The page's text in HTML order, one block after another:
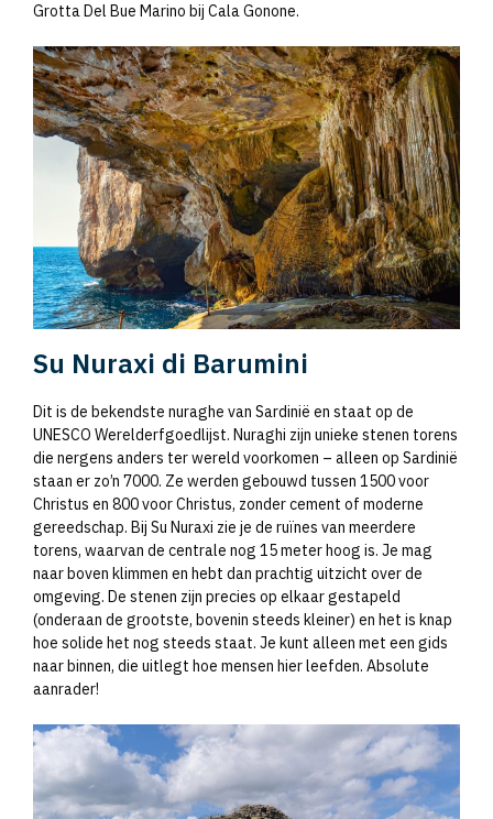
Grotta Del Bue Marino bij Cala Gonone.
Su Nuraxi di Barumini
Dit is de bekendste nuraghe van Sardinië en staat op de
UNESCO Werelderfgoedlijst. Nuraghi zijn unieke stenen torens
die nergens anders ter wereld voorkomen – alleen op Sardinië
staan er zo’n 7000. Ze werden gebouwd tussen 1500 voor
Christus en 800 voor Christus, zonder cement of moderne
gereedschap. Bij Su Nuraxi zie je de ruïnes van meerdere
torens, waarvan de centrale nog 15 meter hoog is. Je mag
naar boven klimmen en hebt dan prachtig uitzicht over de
omgeving. De stenen zijn precies op elkaar gestapeld
(onderaan de grootste, bovenin steeds kleiner) en het is knap
hoe solide het nog steeds staat. Je kunt alleen met een gids
naar binnen, die uitlegt hoe mensen hier leefden. Absolute
aanrader!